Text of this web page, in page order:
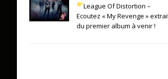
League Of Distortion –
Ecoutez « My Revenge »
du premier album à venir !